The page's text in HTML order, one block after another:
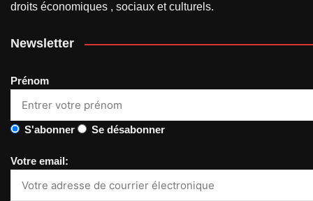
droits économiques , sociaux et culturels.
Newsletter
Prénom
S'abonner Se désabonner
Votre email: